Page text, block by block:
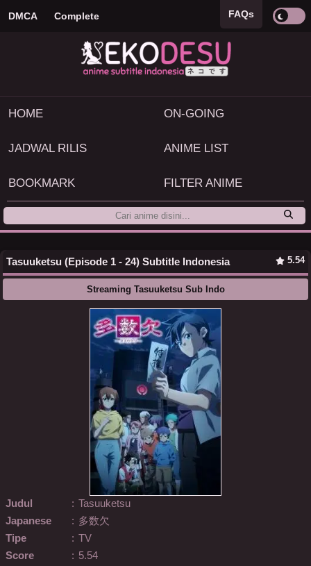
DMCA Complete FAQs
HOME ON-GOING
JADWAL RILIS ANIME LIST
BOOKMARK FILTER ANIME
Tasuuketsu (Episode 1 - 24) Subtitle Indonesia 5.54
Streaming Tasuuketsu Sub Indo
Judul : Tasuuketsu
Japanese
: 多数欠
Tipe
: TV
Score
: 5.54